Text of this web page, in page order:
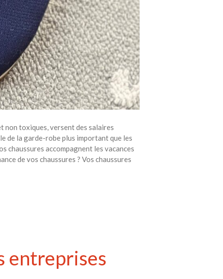
non toxiques, versent des salaires
de la garde-robe plus important que les
chaussures accompagnent les vacances
de vos chaussures ? Vos chaussures
entreprises